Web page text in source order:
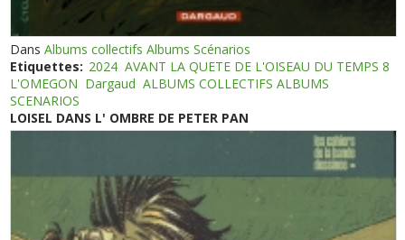
DansAlbums collectifs Albums Scénarios
Etiquettes: 2024 AVANT LA QUETE DE L'OISEAU DU TEMPS 8
L'OMEGON Dargaud ALBUMS COLLECTIFS ALBUMS
SCENARIOS
LOISEL DANS L' OMBRE DE PETER PAN